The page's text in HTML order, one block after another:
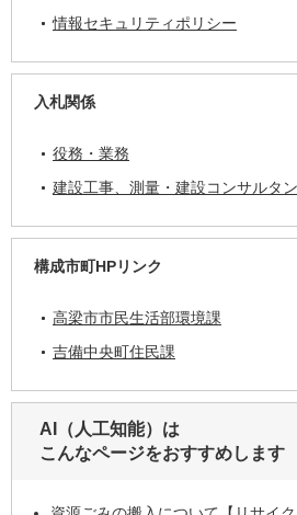
情報セキュリティポリシー
入札関係
役務・業務
建設工事、測量・建設コンサルタ
構成市町HPリンク
高梁市市民生活部環境課
吉備中央町住民課
AI（人工知能）は
こんなページをおすすめします